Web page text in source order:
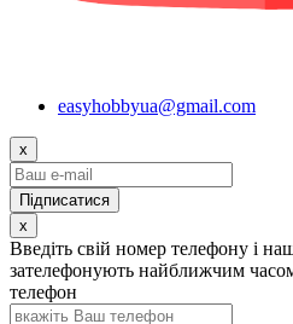
easyhobbyua@gmail.com
x
x
Введіть свій номер телефону і
зателефонують найближчим
телефон